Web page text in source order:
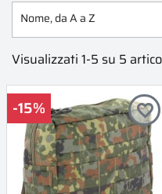
Nome, da A a Z
Visualizzati 1-5 su 5
-15% favorite_border